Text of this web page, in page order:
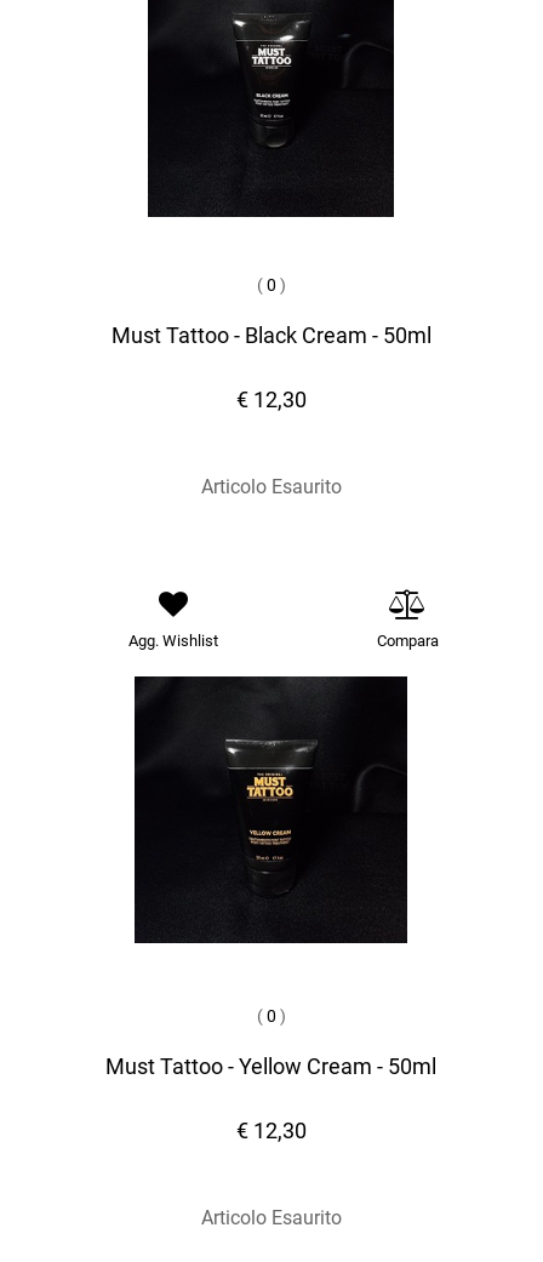
(0 )
Must Tattoo - Black Cream - 50ml
€ 12,30
Articolo Esaurito
Agg. Wishlist Compara
(0 )
Must Tattoo - Yellow Cream - 50ml
€ 12,30
Articolo Esaurito